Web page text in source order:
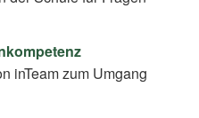
inTeam zum Umgang